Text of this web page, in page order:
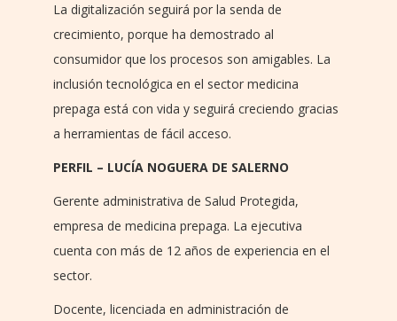
La digitalización seguirá por la senda de
crecimiento, porque ha demostrado al
consumidor que los procesos son amigables. La
inclusión tecnológica en el sector medicina
prepaga está con vida y seguirá creciendo gracias
a herramientas de fácil acceso.
PERFIL – LUCÍA NOGUERA DE SALERNO
Gerente administrativa de Salud Protegida,
empresa de medicina prepaga. La ejecutiva
cuenta con más de 12 años de experiencia en el
sector.
Docente, licenciada en administración de